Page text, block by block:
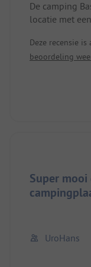
De camping
locatie met
zijn goed
voorzieningen
personeel
avonturiers is
Deze recensie
beoordeling
Super
UroHans